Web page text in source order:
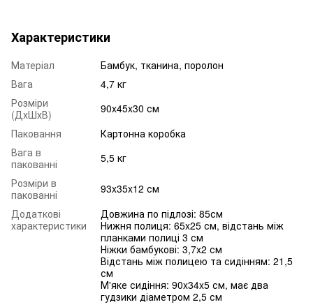
Характеристики
Матеріал
Бамбук, тканина, поролон
Вага
4,7 кг
Розміри
(ДхШхВ)
90x45x30 см
Паковання
Картонна коробка
Вага в
пакованні
5,5 кг
Розміри в
пакованні
93x35x12 см
Додаткові
характеристики
Довжина по підлозі: 85см
Нижня полиця: 65x25 см, відстань між
планками полиці 3 см
Ніжки бамбукові: 3,7x2 см
Відстань між полицею та сидінням: 21,5
см
М'яке сидіння: 90x34x5 см, має два
гудзики діаметром 2,5 см